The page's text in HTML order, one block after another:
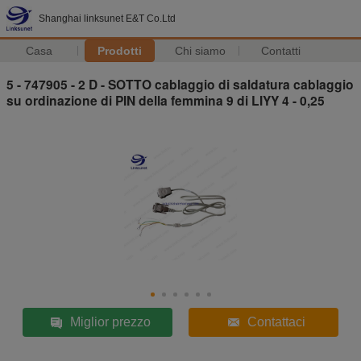
Shanghai linksunet E&T Co.Ltd
Casa Prodotti Chi siamo Contatti
5 - 747905 - 2 D - SOTTO cablaggio di saldatura cablaggio
su ordinazione di PIN della femmina 9 di LIYY 4 - 0,25
Miglior prezzo Contattaci